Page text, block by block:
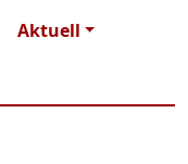
Aktuell